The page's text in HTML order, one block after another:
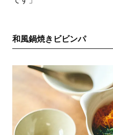
和風鍋焼きビビンパ